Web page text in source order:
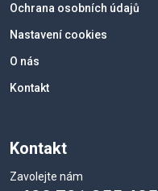
Ochrana osobních údajů
Nastavení cookies
O nás
Kontakt
Kontakt
Zavolejte nám